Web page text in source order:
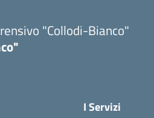
"Collodi-Bianco"
I Servizi